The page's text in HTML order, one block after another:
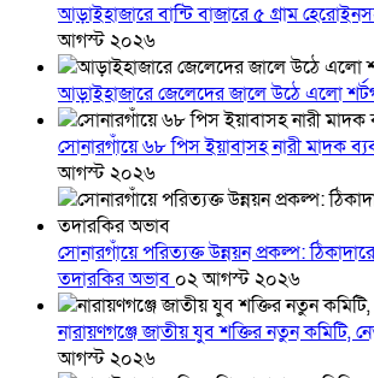
আড়াইহাজারে বান্টি বাজারে ৫ গ্রাম
আগস্ট ২০২৬
আড়াইহাজারে জেলেদের জালে উঠে এলো
সোনারগাঁয়ে ৬৮ পিস ইয়াবাসহ নারী মাদক
আগস্ট ২০২৬
সোনারগাঁয়ে পরিত্যক্ত উন্নয়ন প্রকল্প:
তদারকির অভাব ০২ আগস্ট ২০২৬
নারায়ণগঞ্জে জাতীয় যুব শক্তির নতুন কমিটি,
আগস্ট ২০২৬